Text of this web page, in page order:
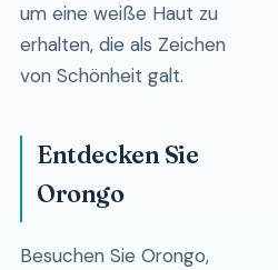
um eine weiße Haut zu
erhalten, die als Zeichen
von Schönheit galt.
Entdecken Sie
Orongo
Besuchen Sie Orongo,